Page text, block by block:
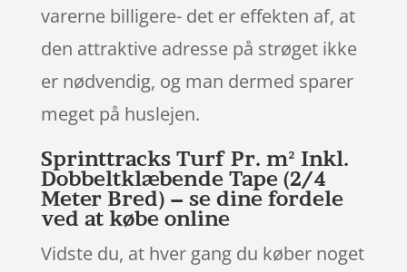
varerne billigere- det er effekten af, at
den attraktive adresse på strøget ikke
er nødvendig, og man dermed sparer
meget på huslejen.
Sprinttracks Turf Pr. m² Inkl.
Dobbeltklæbende Tape (2/4
Meter Bred) – se dine fordele
ved at købe online
Vidste du, at hver gang du køber noget